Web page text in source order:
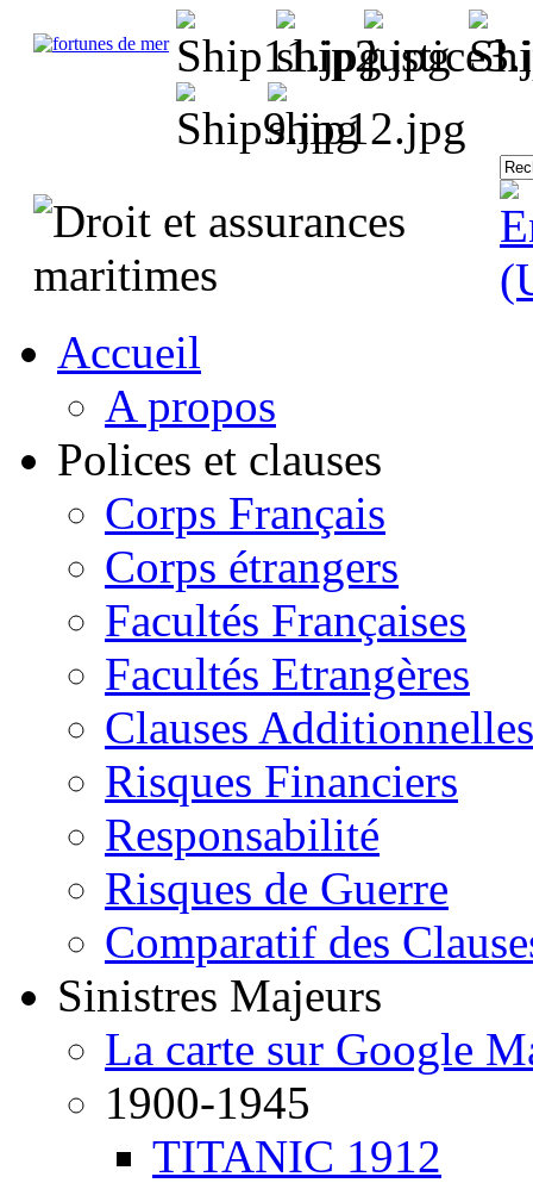
Accueil
A propos
Polices et clauses
Corps Français
Corps étrangers
Facultés Françaises
Facultés Etrangères
Clauses Additionnelles
Risques Financiers
Responsabilité
Risques de Guerre
Comparatif des
Sinistres Majeurs
La carte sur Google
1900-1945
TITANIC 1912